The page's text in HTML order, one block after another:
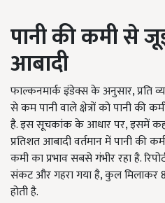
पानी की कमी से
आबादी
फाल्कनमार्क इंडेक्स के अनुसार, प्रति
से कम पानी वाले क्षेत्रों को पानी की
है. इस सूचकांक के आधार पर, इसमें
प्रतिशत आबादी वर्तमान में पानी की
कमी का प्रभाव सबसे गंभीर रहा है.
संकट और गहरा गया है, कुल मिलाकर
होती है.